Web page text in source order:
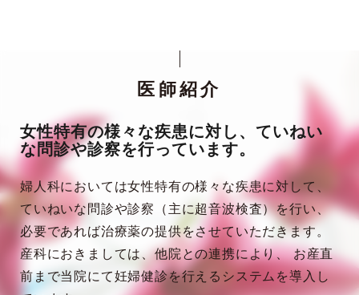
医師紹介
女性特有の様々な疾患に対し、ていねい
な問診や診察を行っています。
婦人科においては女性特有の様々な疾患に対して、
ていねいな問診や診察（主に超音波検査）を行い、
必要であれば治療薬の提供をさせていただきます。
産科におきましては、他院との連携により、 お産直
前まで当院にて妊婦健診を行えるシステムを導入し